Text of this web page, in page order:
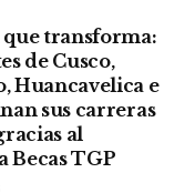
transforma:
de Cusco,
Huancavelica e
sus carreras
al
Becas TGP